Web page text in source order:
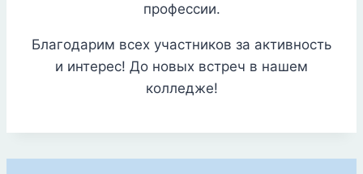
профессии.
Благодарим всех участников за активность
и интерес! До новых встреч в нашем
колледже!